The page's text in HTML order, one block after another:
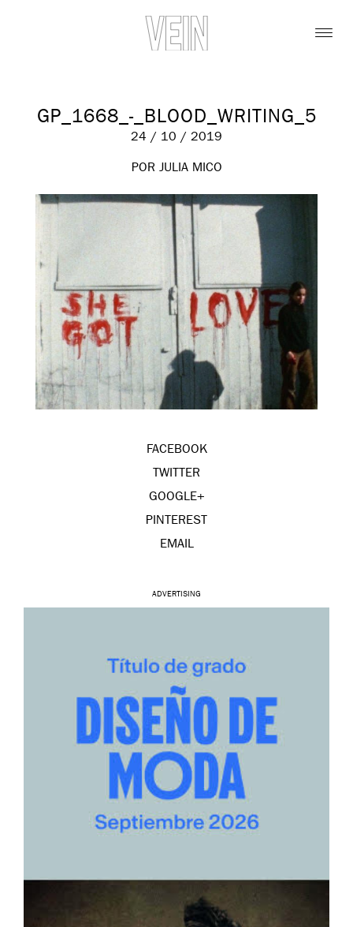
GP_1668_-_BLOOD_WRITING_5
24 / 10 / 2019
POR JULIA MICO
FACEBOOK
TWITTER
GOOGLE+
PINTEREST
EMAIL
ADVERTISING